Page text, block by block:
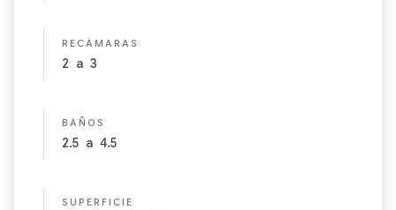
RECÁMARAS
2 a 3
BAÑOS
2.5 a 4.5
SUPERFICIE